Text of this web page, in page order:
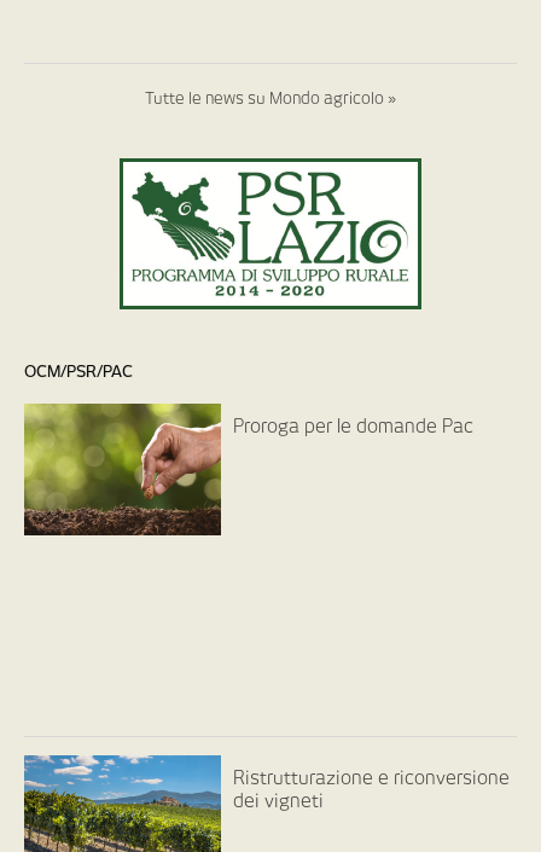
Tutte le news su Mondo agricolo »
OCM/PSR/PAC
Proroga per le domande Pac
Ristrutturazione e riconversione
dei vigneti